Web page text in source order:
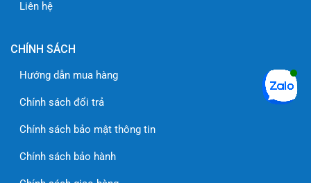
Liên hệ
CHÍNH SÁCH
Hướng dẫn mua hàng
Chính sách đổi trả
Chính sách bảo mật thông tin
Chính sách bảo hành